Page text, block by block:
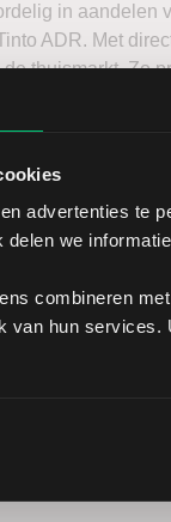
advertenties te
we
combineren
van hun
in aandelen
ADR. Met
thuismarkt. Zo
u daarnaast via
analyses kunt
u een dalende
alle
brengt extra
onbeperkt
enkel te